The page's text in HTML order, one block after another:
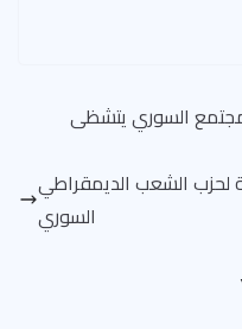
السوري يتشظى
لحزب الشعب الديمقراطي
السوري